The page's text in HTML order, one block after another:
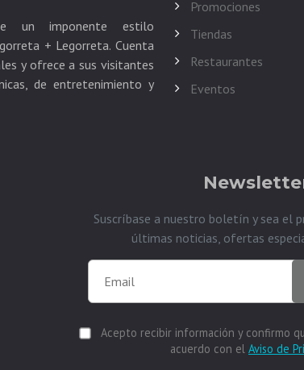
un imponente estilo
+ Legorreta. Cuenta
y ofrece a sus visitantes
de entretenimiento y
Promociones
Tiendas
Restaurantes
Eventos
Suscríbase a nuestro boletín y sea el
últimas noticias, ofertas
Acepto recibir información y confirmo
acuerdo con el Aviso de